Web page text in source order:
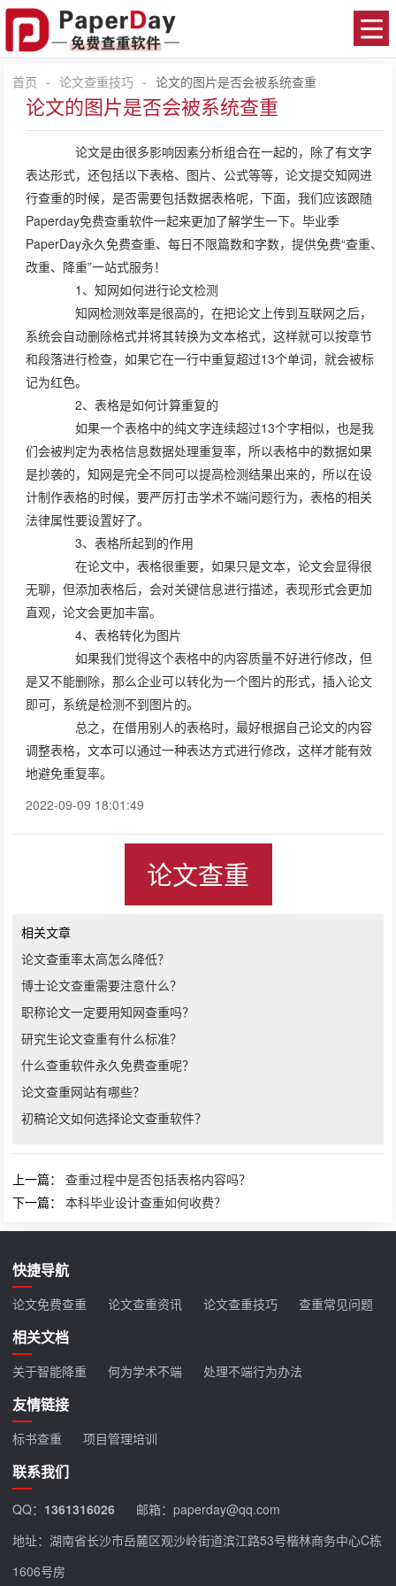
首页 - 论文查重技巧 - 论文的图片是否会被系统查重
论文的图片是否会被系统查重
论文是由很多影响因素分析组合在一起的，除了有文字
表达形式，还包括以下表格、图片、公式等等，论文提交知网进
行查重的时候，是否需要包括数据表格呢，下面，我们应该跟随
Paperday免费查重软件一起来更加了解学生一下。毕业季
PaperDay永久免费查重、每日不限篇数和字数，提供免费“查重、
改重、降重”一站式服务！
1、知网如何进行论文检测
知网检测效率是很高的，在把论文上传到互联网之后，
系统会自动删除格式并将其转换为文本格式，这样就可以按章节
和段落进行检查，如果它在一行中重复超过13个单词，就会被标
记为红色。
2、表格是如何计算重复的
如果一个表格中的纯文字连续超过13个字相似，也是我
们会被判定为表格信息数据处理重复率，所以表格中的数据如果
是抄袭的，知网是完全不同可以提高检测结果出来的，所以在设
计制作表格的时候，要严厉打击学术不端问题行为，表格的相关
法律属性要设置好了。
3、表格所起到的作用
在论文中，表格很重要，如果只是文本，论文会显得很
无聊，但添加表格后，会对关键信息进行描述，表现形式会更加
直观，论文会更加丰富。
4、表格转化为图片
如果我们觉得这个表格中的内容质量不好进行修改，但
是又不能删除，那么企业可以转化为一个图片的形式，插入论文
即可，系统是检测不到图片的。
总之，在借用别人的表格时，最好根据自己论文的内容
调整表格，文本可以通过一种表达方式进行修改，这样才能有效
地避免重复率。
2022-09-09 18:01:49
论文查重
相关文章
论文查重率太高怎么降低？
博士论文查重需要注意什么？
职称论文一定要用知网查重吗？
研究生论文查重有什么标准？
什么查重软件永久免费查重呢？
论文查重网站有哪些？
初稿论文如何选择论文查重软件？
上一篇：查重过程中是否包括表格内容吗？
下一篇：本科毕业设计查重如何收费？
快捷导航
论文免费查重 论文查重资讯 论文查重技巧 查重常见问题
相关文档
关于智能降重 何为学术不端 处理不端行为办法
友情链接
标书查重 项目管理培训
联系我们
QQ： 1361316026
邮箱：paperday@qq.com
地址：湖南省长沙市岳麓区观沙岭街道滨江路53号楷林商务中心C栋
1606号房